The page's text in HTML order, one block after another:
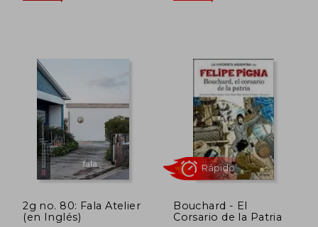
2g no. 80: Fala Atelier
(en Inglés)
Bouchard - El
Corsario de la Patria